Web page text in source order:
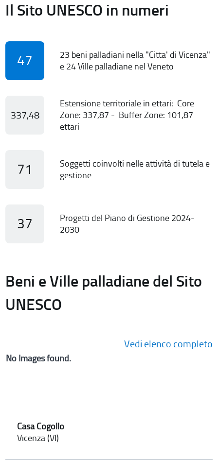
Il Sito UNESCO in numeri
47
23 beni palladiani nella "Citta' di Vicenza"
e 24 Ville palladiane nel Veneto
337,48
Estensione territoriale in ettari: Core
Zone: 337,87 - Buffer Zone: 101,87
ettari
71
Soggetti coinvolti nelle attività di tutela e
gestione
37
Progetti del Piano di Gestione 2024-
2030
Beni e Ville palladiane del Sito
UNESCO
Vedi elenco completo
No Images found.
Casa Cogollo
Vicenza (VI)